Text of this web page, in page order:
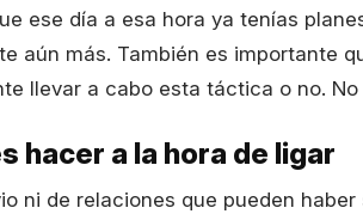
ese día a esa hora ya tenías
aún más. También es importante
llevar a cabo esta táctica o no.
hacer a la hora de ligar
ni de relaciones que pueden